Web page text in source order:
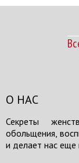
О НАС
Секреты
обольщения,
и делает нас еще